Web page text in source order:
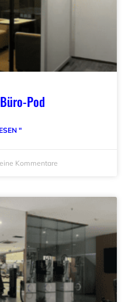
Pod
"
Kommentare